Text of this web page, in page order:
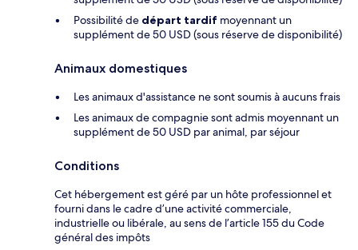
Possibilité de départ tardif moyennant un
supplément de 50 USD (sous réserve de disponibilité)
Animaux domestiques
Les animaux d'assistance ne sont soumis à aucuns frais
Les animaux de compagnie sont admis moyennant un
supplément de 50 USD par animal, par séjour
Conditions
Cet hébergement est géré par un hôte professionnel et
fourni dans le cadre d’une activité commerciale,
industrielle ou libérale, au sens de l’article 155 du Code
général des impôts